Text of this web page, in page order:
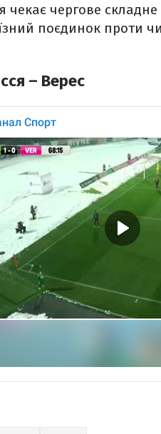
чергове складне
поєдинок проти
– Верес